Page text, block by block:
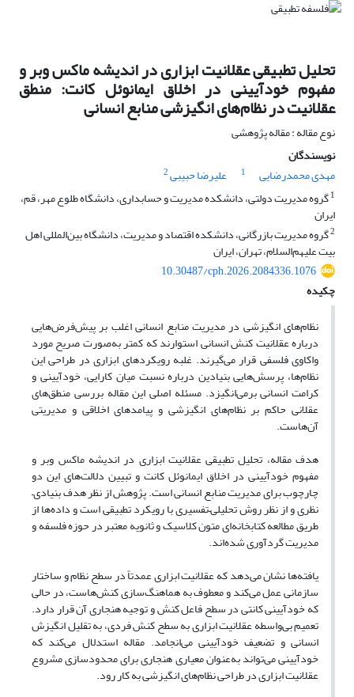
تحلیل تطبیقی عقلانیت ابزاری در اندیشه ماکس وبر و
مفهوم خودآیینی در اخلاق ایمانوئل کانت: منطق
عقلانیت در نظام‌های انگیزشی منابع انسانی
نوع مقاله : مقاله پژوهشی
نویسندگان
مهدی محمدرضایی
1 علیرضا حبیبی2
1گروه مدیریت دولتی، دانشکده مدیریت و حسابداری، دانشگاه طلوع مهر، قم،
ایران
2گروه مدیریت بازرگانی، دانشکده اقتصاد و مدیریت، دانشگاه بین‌المللی اهل
بیت علیهم‌السلام، تهران، ایران
10.30487/cph.2026.2084336.1076
چکیده
نظام‌های انگیزشی در مدیریت منابع انسانی اغلب بر پیش‌فرض‌هایی
درباره عقلانیت کنش انسانی استوارند که کمتر به‌صورت صریح مورد
واکاوی فلسفی قرار می‌گیرند. غلبه رویکردهای ابزاری در طراحی این
نظام‌ها، پرسش‌هایی بنیادین درباره نسبت میان کارایی، خودآیینی و
کرامت انسانی برمی‌انگیزد. مسئله اصلی این مقاله بررسی منطق‌های
عقلانی حاکم بر نظام‌های انگیزشی و پیامدهای اخلاقی و مدیریتی
آن‌هاست.
هدف مقاله، تحلیل تطبیقی عقلانیت ابزاری در اندیشه ماکس وبر و
مفهوم خودآیینی در اخلاق ایمانوئل کانت و تبیین دلالت‌های این دو
چارچوب برای مدیریت منابع انسانی است. پژوهش از نظر هدف بنیادی–
نظری و از نظر روش تحلیلی–تفسیری با رویکرد تطبیقی است و داده‌ها از
طریق مطالعه کتابخانه‌ای متون کلاسیک و ثانویه معتبر در حوزه فلسفه و
مدیریت گردآوری شده‌اند.
یافته‌ها نشان می‌دهد که عقلانیت ابزاری عمدتاً در سطح نظام و ساختار
سازمانی عمل می‌کند و معطوف به هماهنگ‌سازی کنش‌هاست، در حالی
که خودآیینی کانتی در سطح فاعل کنش و توجیه هنجاری آن قرار دارد.
تعمیم بی‌واسطه عقلانیت ابزاری به سطح کنش فردی، به تقلیل انگیزش
انسانی و تضعیف خودآیینی می‌انجامد. مقاله استدلال می‌کند که
خودآیینی می‌تواند به‌عنوان معیاری هنجاری برای محدودسازی مشروع
عقلانیت ابزاری در طراحی نظام‌های انگیزشی به کار رود.